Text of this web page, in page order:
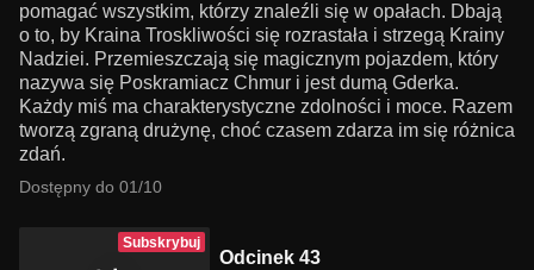
pomagać wszystkim, którzy znaleźli się w opałach. Dbają
o to, by Kraina Troskliwości się rozrastała i strzegą Krainy
Nadziei. Przemieszczają się magicznym pojazdem, który
nazywa się Poskramiacz Chmur i jest dumą Gderka.
Każdy miś ma charakterystyczne zdolności i moce. Razem
tworzą zgraną drużynę, choć czasem zdarza im się różnica
zdań.
Dostępny do 01/10
Subskrybuj
Odcinek 43